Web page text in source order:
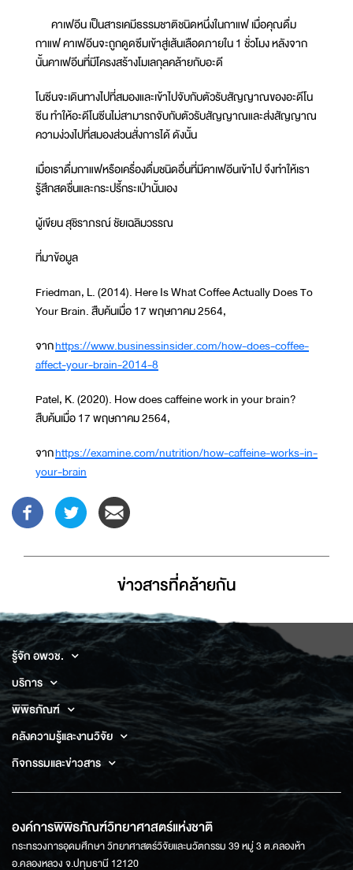
คาเฟอีน เป็นสารเคมีธรรมชาติชนิดหนึ่งในกาแฟ เมื่อคุณดื่ม
กาแฟ คาเฟอีนจะถูกดูดซึมเข้าสู่เส้นเลือดภายใน 1 ชั่วโมง หลังจาก
นั้นคาเฟอีนที่มีโครงสร้างโมเลกุลคล้ายกับอะดี
โนซีนจะเดินทางไปที่สมองและเข้าไปจับกับตัวรับสัญญาณของอะดีโน
ซีน ทำให้อะดีโนซีนไม่สามารถจับกับตัวรับสัญญาณและส่งสัญญาณ
ความง่วงไปที่สมองส่วนสั่งการได้ ดังนั้น
เมื่อเราดื่มกาแฟหรือเครื่องดื่มชนิดอื่นที่มีคาเฟอีนเข้าไป จึงทำให้เรา
รู้สึกสดชื่นและกระปรี้กระเป่านั้นเอง
ผู้เขียน สุชิราภรณ์ ชัยเฉลิมวรรณ
ที่มาข้อมูล
Friedman, L. (2014). Here Is What Coffee Actually Does To
Your Brain. สืบค้นเมื่อ 17 พฤษภาคม 2564,
จากhttps://www.businessinsider.com/how-does-coffee-
affect-your-brain-2014-8
Patel, K. (2020). How does caffeine work in your brain?
สืบค้นเมื่อ 17 พฤษภาคม 2564,
จากhttps://examine.com/nutrition/how-caffeine-works-in-
your-brain
ข่าวสารที่่คล้ายกัน
รู้จัก อพวช.
บริการ
พิพิธภัณฑ์
คลังความรู้และงานวิจัย
กิจกรรมและข่าวสาร
องค์การพิพิธภัณฑ์วิทยาศาสตร์แห่งชาติ
กระทรวงการอุดมศึกษา วิทยาศาสตร์วิจัยและนวัตกรรม 39 หมู่ 3 ต.คลองห้า
อ.คลองหลวง จ.ปทุมธานี 12120